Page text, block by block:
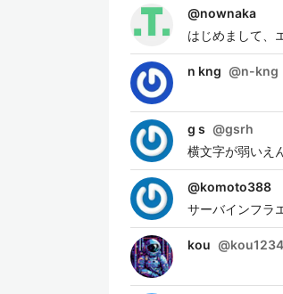
@nownaka
はじめまして、
n kng @n-kng
g s @gsrh
横文字が弱いえ
@komoto388
サーバインフラ
kou @